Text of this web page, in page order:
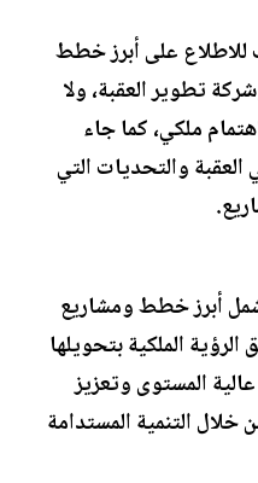
للاطلاع على أبرز خطط
تطوير العقبة، ولا
ملكي، كما جاء
العقبة والتحديات التي
أبرز خطط ومشاريع
الملكية بتحويلها
المستوى وتعزيز
التنمية المستدامة